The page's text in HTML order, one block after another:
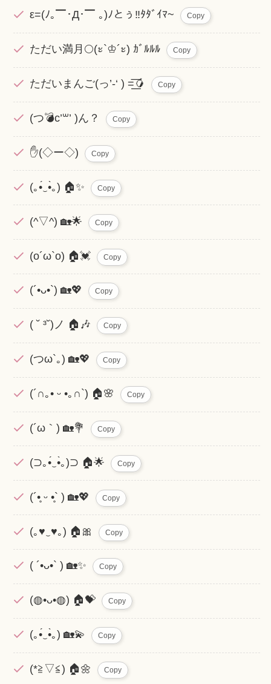
ε=(ﾉ｡▔･Д･▔ ｡)ﾉとぅ‼️ﾀﾀﾞｲﾏ~ Copy
ただい満月🌕(ะ`♔´ะ) ｶﾞﾙﾙﾙ Copy
ただいまんご(っ’-‘ ) =͟͟͞͞🥭 Copy
(つ💣c’꒳​’ )ん？ Copy
✋(◇ー◇) Copy
(｡•́‿•̀｡) 🏠✨ Copy
(^▽^) 🏡🌟 Copy
(o´ω`o) 🏠💓 Copy
(´•ᴗ•`) 🏡💖 Copy
( ˘ ³˘)ノ 🏠🎶 Copy
(つω`｡) 🏡💖 Copy
(´∩｡• ᵕ •｡∩`) 🏠🌸 Copy
(´ω｀) 🏡💐 Copy
(⊃｡•́‿•̀｡)⊃ 🏠🌟 Copy
(´•̥ ᵕ •̥` ) 🏡💖 Copy
(｡♥‿♥｡) 🏠🎀 Copy
( ´•ᴗ•` ) 🏡✨ Copy
(◍•ᴗ•◍) 🏠💝 Copy
(｡•́‿•̀｡) 🏡💫 Copy
(*≧▽≦) 🏠🌼 Copy